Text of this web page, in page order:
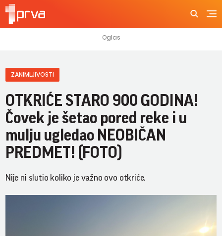
ZANIMLJIVOSTI
OTKRIĆE STARO 900 GODINA!
Čovek je šetao pored reke i u
mulju ugledao NEOBIČAN
PREDMET! (FOTO)
Nije ni slutio koliko je važno ovo otkriće.